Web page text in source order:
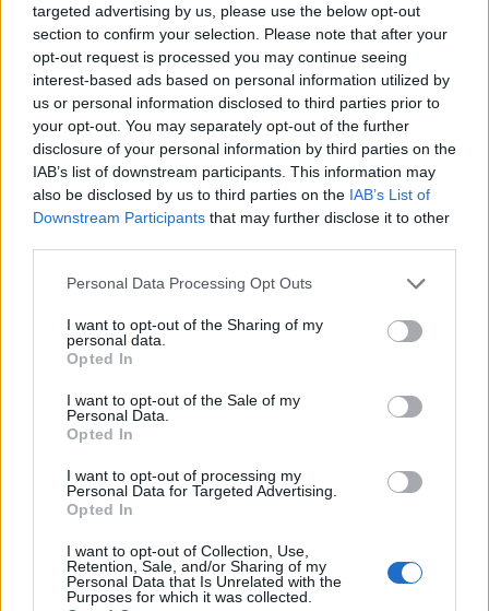
targeted advertising by us, please use the below opt-out
section to confirm your selection. Please note that after your
opt-out request is processed you may continue seeing
interest-based ads based on personal information utilized by
us or personal information disclosed to third parties prior to
your opt-out. You may separately opt-out of the further
disclosure of your personal information by third parties on the
IAB’s list of downstream participants. This information may
also be disclosed by us to third parties on the IAB’s List of
Downstream Participants that may further disclose it to other
Please note that this website/app uses one or more Google
not limited to your visit or usage behaviour. You may click to
grant or deny consent to Google and its third-party tags to
use your data for below specified purposes in below Google
consent section.
Personal Data Processing Opt Outs
I want to opt-out of the Sharing of my
personal data.
Opted In
I want to opt-out of the Sale of my
Personal Data.
Opted In
I want to opt-out of processing my
Personal Data for Targeted Advertising.
Opted In
I want to opt-out of Collection, Use,
Retention, Sale, and/or Sharing of my
Personal Data that Is Unrelated with the
Purposes for which it was collected.